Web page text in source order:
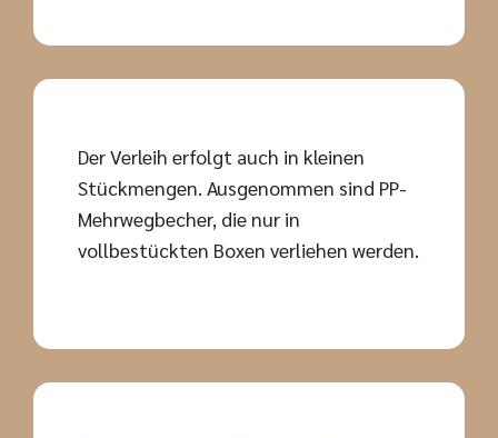
Der Verleih erfolgt auch in kleinen
Stückmengen. Ausgenommen sind PP-
Mehrwegbecher, die nur in
vollbestückten Boxen verliehen werden.